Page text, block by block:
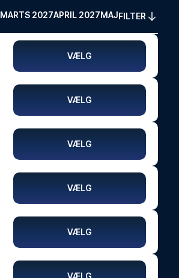
MARTS 2027APRIL 2027MAJ 2027
FILTER
VÆLG
VÆLG
VÆLG
VÆLG
VÆLG
VÆLG